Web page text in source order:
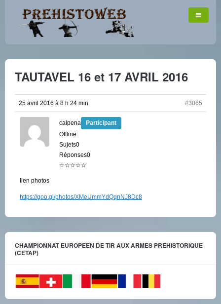
TAUTAVEL 16 et 17 AVRIL 2016
25 avril 2016 à 8 h 24 min #3065
calpena
Participant
Offline
Sujets0
Réponses0
☆☆☆☆☆
lien photos
https://goo.gl/photos/XMeUmmYdQqnNJ8Dc8
CHAMPIONNAT EUROPEEN DE TIR AUX ARMES PREHISTORIQUE
(CETAP)